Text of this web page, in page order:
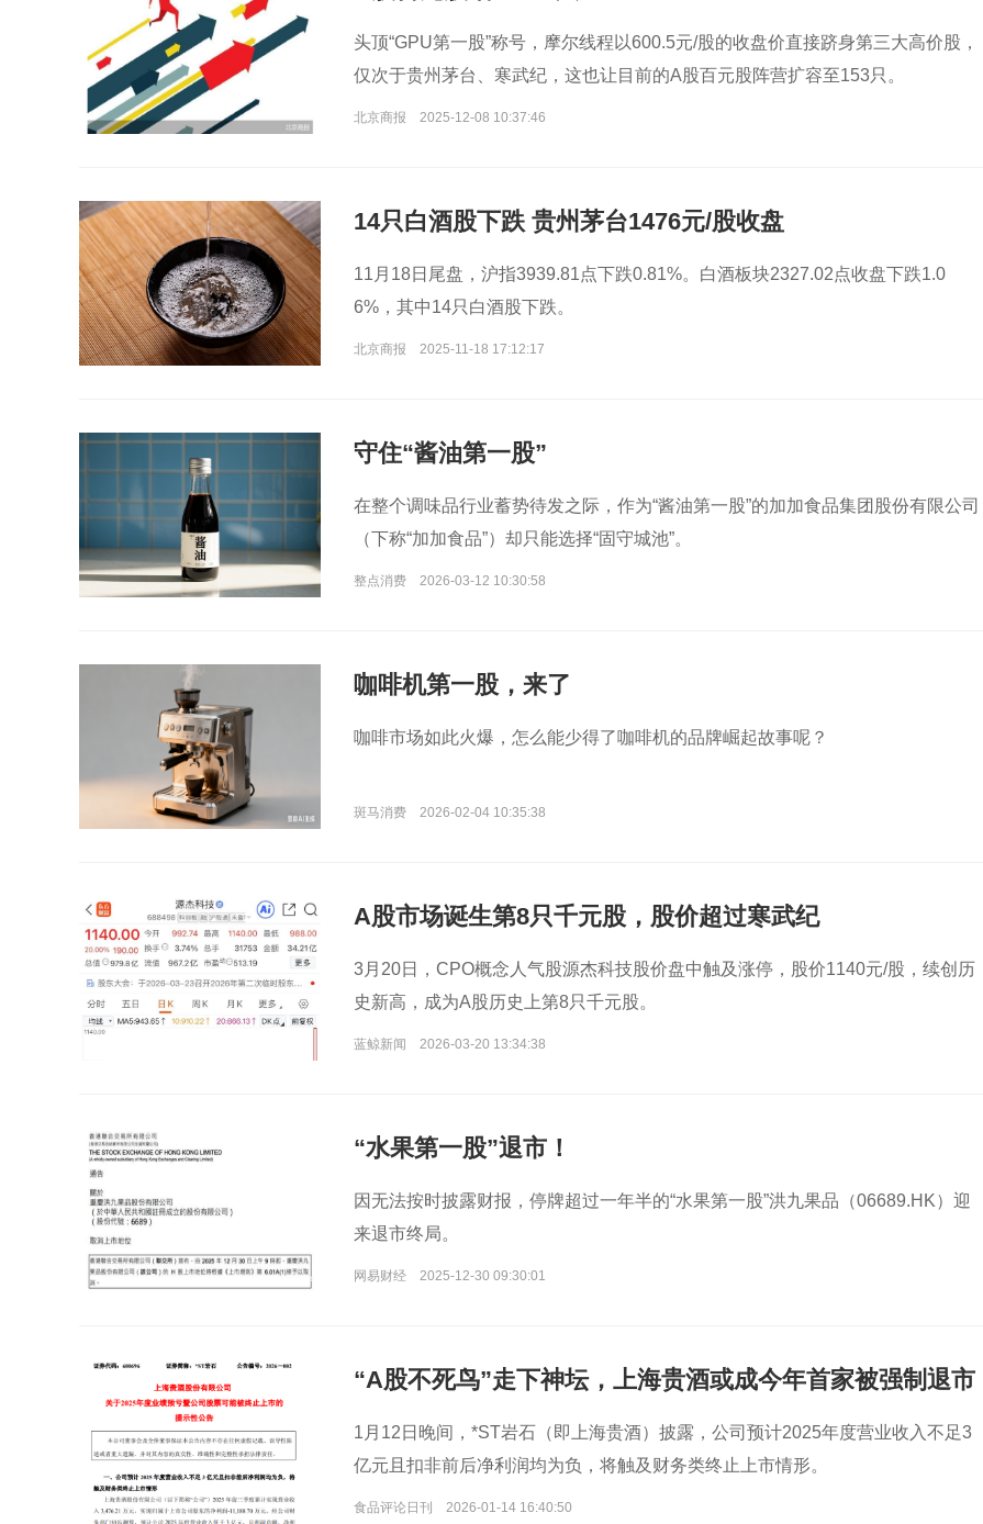
头顶“GPU第一股”称号，摩尔线程以600.5元/股的收盘价直接跻身第三大高价股，
仅次于贵州茅台、寒武纪，这也让目前的A股百元股阵营扩容至153只。
北京商报 2025-12-08 10:37:46
14只白酒股下跌 贵州茅台1476元/股收盘
11月18日尾盘，沪指3939.81点下跌0.81%。白酒板块2327.02点收盘下跌1.0
6%，其中14只白酒股下跌。
北京商报 2025-11-18 17:12:17
守住“酱油第一股”
在整个调味品行业蓄势待发之际，作为“酱油第一股”的加加食品集团股份有限公司
（下称“加加食品”）却只能选择“固守城池”。
整点消费 2026-03-12 10:30:58
咖啡机第一股，来了
咖啡市场如此火爆，怎么能少得了咖啡机的品牌崛起故事呢？
斑马消费 2026-02-04 10:35:38
A股市场诞生第8只千元股，股价超过寒武纪
3月20日，CPO概念人气股源杰科技股价盘中触及涨停，股价1140元/股，续创历
史新高，成为A股历史上第8只千元股。
蓝鲸新闻 2026-03-20 13:34:38
“水果第一股”退市！
因无法按时披露财报，停牌超过一年半的“水果第一股”洪九果品（06689.HK）迎
来退市终局。
网易财经 2025-12-30 09:30:01
“A股不死鸟”走下神坛，上海贵酒或成今年首家被强制退市
的A股企业
1月12日晚间，*ST岩石（即上海贵酒）披露，公司预计2025年度营业收入不足3
亿元且扣非前后净利润均为负，将触及财务类终止上市情形。
食品评论日刊 2026-01-14 16:40:50